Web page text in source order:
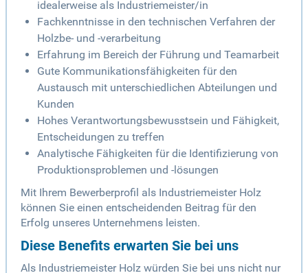
idealerweise als Industriemeister/in
Fachkenntnisse in den technischen Verfahren der
Holzbe- und -verarbeitung
Erfahrung im Bereich der Führung und Teamarbeit
Gute Kommunikationsfähigkeiten für den
Austausch mit unterschiedlichen Abteilungen und
Kunden
Hohes Verantwortungsbewusstsein und Fähigkeit,
Entscheidungen zu treffen
Analytische Fähigkeiten für die Identifizierung von
Produktionsproblemen und -lösungen
Mit Ihrem Bewerberprofil als Industriemeister Holz
können Sie einen entscheidenden Beitrag für den
Erfolg unseres Unternehmens leisten.
Diese Benefits erwarten Sie bei uns
Als Industriemeister Holz würden Sie bei uns nicht nur